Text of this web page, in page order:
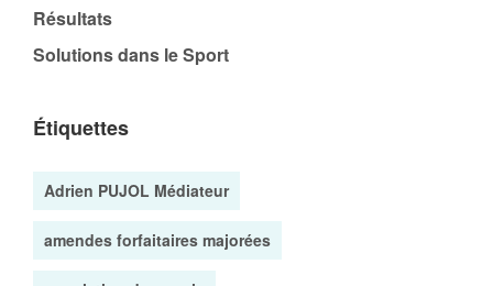
Résultats
Solutions dans le Sport
Étiquettes
Adrien PUJOL Médiateur
amendes forfaitaires majorées